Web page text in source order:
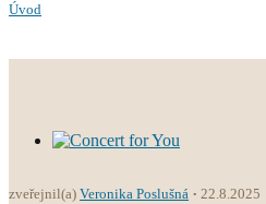
Úvod
zveřejnil(a) Veronika Poslušná
22.8.2025